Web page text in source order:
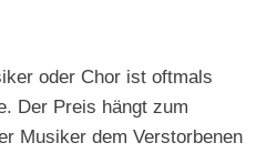
oder Chor ist oftmals
Der Preis hängt zum
Musiker dem Verstorbenen